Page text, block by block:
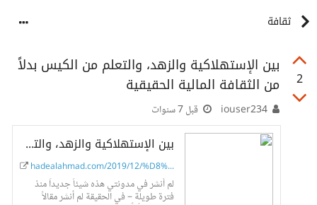
ثقافة
2
بين الإستهلاكية والزهد، والتعلم من الكيس بدلاً
من الثقافة المالية الحقيقية
قبل 7 سنوات
بين الإستهلاكية والزهد، والتعلم من الكيس بدلاً من الثقافة المالية الحقيقية
hadealahmad.com/2019/12/%D8%A8%D...
لم أنشر في مدونتي هذه شيئاً جديداً منذ
فترة طويلة – في الحقيقة لم أنشر مقالاً